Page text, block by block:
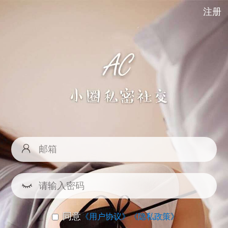
注册
同意《用户协议》《隐私政策》